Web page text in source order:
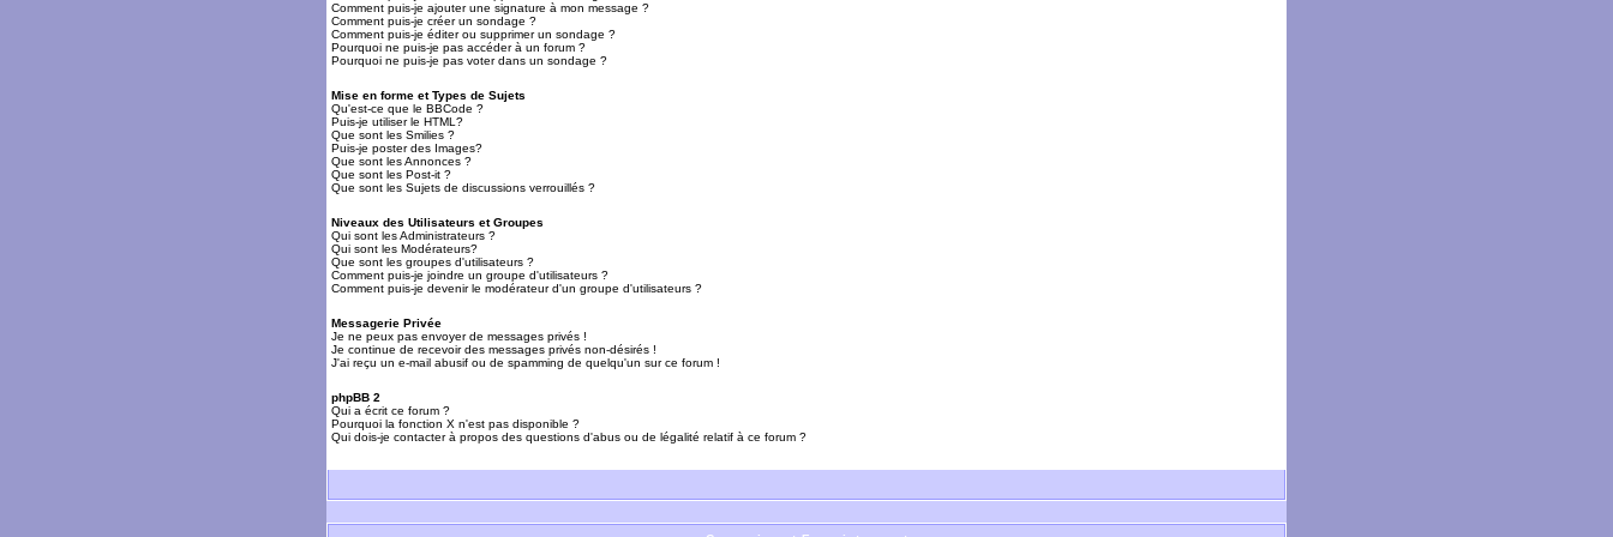
Comment puis-je ajouter une signature à mon message ?
Comment puis-je créer un sondage ?
Comment puis-je éditer ou supprimer un sondage ?
Pourquoi ne puis-je pas accéder à un forum ?
Pourquoi ne puis-je pas voter dans un sondage ?
Mise en forme et Types de Sujets
Qu'est-ce que le BBCode ?
Puis-je utiliser le HTML?
Que sont les Smilies ?
Puis-je poster des Images?
Que sont les Annonces ?
Que sont les Post-it ?
Que sont les Sujets de discussions verrouillés ?
Niveaux des Utilisateurs et Groupes
Qui sont les Administrateurs ?
Qui sont les Modérateurs?
Que sont les groupes d'utilisateurs ?
Comment puis-je joindre un groupe d'utilisateurs ?
Comment puis-je devenir le modérateur d'un groupe d'utilisateurs ?
Messagerie Privée
Je ne peux pas envoyer de messages privés !
Je continue de recevoir des messages privés non-désirés !
J'ai reçu un e-mail abusif ou de spamming de quelqu'un sur ce forum !
phpBB 2
Qui a écrit ce forum ?
Pourquoi la fonction X n'est pas disponible ?
Qui dois-je contacter à propos des questions d'abus ou de légalité relatif à ce forum ?